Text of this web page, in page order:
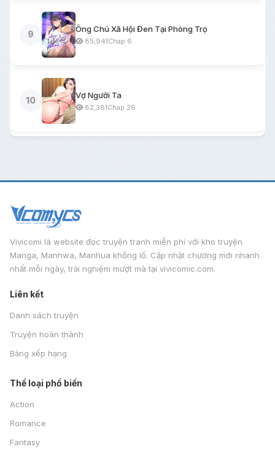
9
Ông Chú Xã Hội Đen Tại Phòng Trọ
85,941Chap 6
10
Vợ Người Ta
82,381Chap 26
Vivicomi là website đọc truyện tranh miễn phí với kho truyện
Manga, Manhwa, Manhua khổng lồ. Cập nhật chương mới nhanh
nhất mỗi ngày, trải nghiệm mượt mà tại vivicomic.com.
Liên kết
Danh sách truyện
Truyện hoàn thành
Bảng xếp hạng
Thể loại phổ biến
Action
Romance
Fantasy